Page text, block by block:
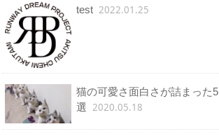
test 2022.01.25
猫の可愛さ面白さが詰まった5
選 2020.05.18